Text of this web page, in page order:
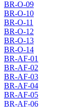
BR-O-09
BR-O-10
BR-O-11
BR-O-12
BR-O-13
BR-O-14
BR-AF-01
BR-AF-02
BR-AF-03
BR-AF-04
BR-AF-05
BR-AF-06